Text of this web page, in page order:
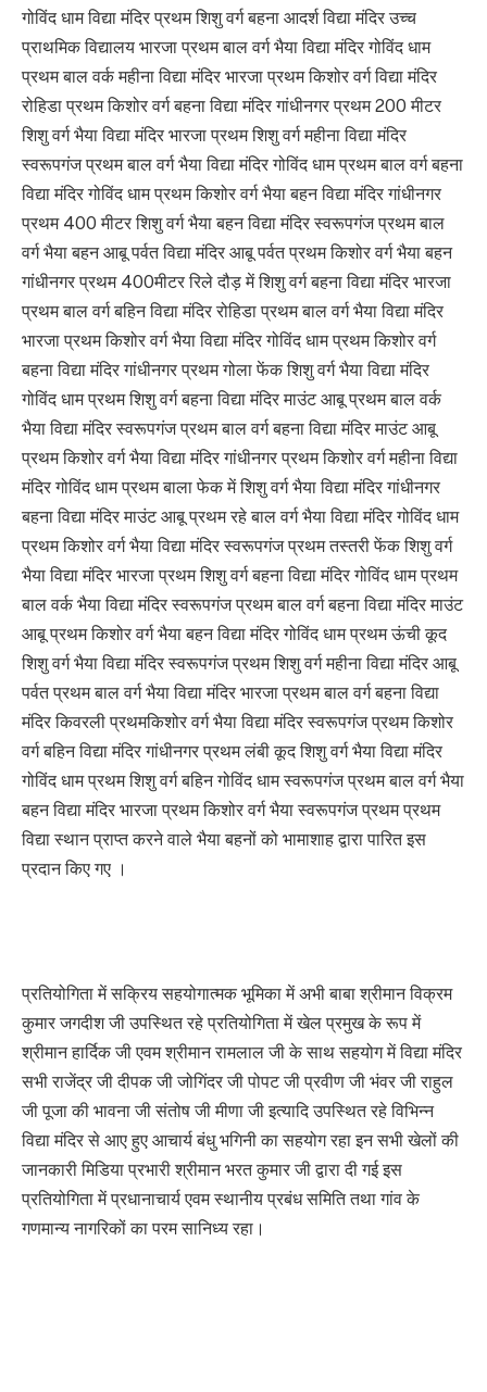
गोविंद धाम विद्या मंदिर प्रथम शिशु वर्ग बहना आदर्श विद्या मंदिर उच्च
प्राथमिक विद्यालय भारजा प्रथम बाल वर्ग भैया विद्या मंदिर गोविंद धाम
प्रथम बाल वर्क महीना विद्या मंदिर भारजा प्रथम किशोर वर्ग विद्या मंदिर
रोहिडा प्रथम किशोर वर्ग बहना विद्या मंदिर गांधीनगर प्रथम 200 मीटर
शिशु वर्ग भैया विद्या मंदिर भारजा प्रथम शिशु वर्ग महीना विद्या मंदिर
स्वरूपगंज प्रथम बाल वर्ग भैया विद्या मंदिर गोविंद धाम प्रथम बाल वर्ग बहना
विद्या मंदिर गोविंद धाम प्रथम किशोर वर्ग भैया बहन विद्या मंदिर गांधीनगर
प्रथम 400 मीटर शिशु वर्ग भैया बहन विद्या मंदिर स्वरूपगंज प्रथम बाल
वर्ग भैया बहन आबू पर्वत विद्या मंदिर आबू पर्वत प्रथम किशोर वर्ग भैया बहन
गांधीनगर प्रथम 400मीटर रिले दौड़ में शिशु वर्ग बहना विद्या मंदिर भारजा
प्रथम बाल वर्ग बहिन विद्या मंदिर रोहिडा प्रथम बाल वर्ग भैया विद्या मंदिर
भारजा प्रथम किशोर वर्ग भैया विद्या मंदिर गोविंद धाम प्रथम किशोर वर्ग
बहना विद्या मंदिर गांधीनगर प्रथम गोला फेंक शिशु वर्ग भैया विद्या मंदिर
गोविंद धाम प्रथम शिशु वर्ग बहना विद्या मंदिर माउंट आबू प्रथम बाल वर्क
भैया विद्या मंदिर स्वरूपगंज प्रथम बाल वर्ग बहना विद्या मंदिर माउंट आबू
प्रथम किशोर वर्ग भैया विद्या मंदिर गांधीनगर प्रथम किशोर वर्ग महीना विद्या
मंदिर गोविंद धाम प्रथम बाला फेक में शिशु वर्ग भैया विद्या मंदिर गांधीनगर
बहना विद्या मंदिर माउंट आबू प्रथम रहे बाल वर्ग भैया विद्या मंदिर गोविंद धाम
प्रथम किशोर वर्ग भैया विद्या मंदिर स्वरूपगंज प्रथम तस्तरी फेंक शिशु वर्ग
भैया विद्या मंदिर भारजा प्रथम शिशु वर्ग बहना विद्या मंदिर गोविंद धाम प्रथम
बाल वर्क भैया विद्या मंदिर स्वरूपगंज प्रथम बाल वर्ग बहना विद्या मंदिर माउंट
आबू प्रथम किशोर वर्ग भैया बहन विद्या मंदिर गोविंद धाम प्रथम ऊंची कूद
शिशु वर्ग भैया विद्या मंदिर स्वरूपगंज प्रथम शिशु वर्ग महीना विद्या मंदिर आबू
पर्वत प्रथम बाल वर्ग भैया विद्या मंदिर भारजा प्रथम बाल वर्ग बहना विद्या
मंदिर किवरली प्रथमकिशोर वर्ग भैया विद्या मंदिर स्वरूपगंज प्रथम किशोर
वर्ग बहिन विद्या मंदिर गांधीनगर प्रथम लंबी कूद शिशु वर्ग भैया विद्या मंदिर
गोविंद धाम प्रथम शिशु वर्ग बहिन गोविंद धाम स्वरूपगंज प्रथम बाल वर्ग भैया
बहन विद्या मंदिर भारजा प्रथम किशोर वर्ग भैया स्वरूपगंज प्रथम प्रथम
विद्या स्थान प्राप्त करने वाले भैया बहनों को भामाशाह द्वारा पारित इस
प्रदान किए गए ।
प्रतियोगिता में सक्रिय सहयोगात्मक भूमिका में अभी बाबा श्रीमान विक्रम
कुमार जगदीश जी उपस्थित रहे प्रतियोगिता में खेल प्रमुख के रूप में
श्रीमान हार्दिक जी एवम श्रीमान रामलाल जी के साथ सहयोग में विद्या मंदिर
सभी राजेंद्र जी दीपक जी जोगिंदर जी पोपट जी प्रवीण जी भंवर जी राहुल
जी पूजा की भावना जी संतोष जी मीणा जी इत्यादि उपस्थित रहे विभिन्न
विद्या मंदिर से आए हुए आचार्य बंधु भगिनी का सहयोग रहा इन सभी खेलों की
जानकारी मिडिया प्रभारी श्रीमान भरत कुमार जी द्वारा दी गई इस
प्रतियोगिता में प्रधानाचार्य एवम स्थानीय प्रबंध समिति तथा गांव के
गणमान्य नागरिकों का परम सानिध्य रहा।